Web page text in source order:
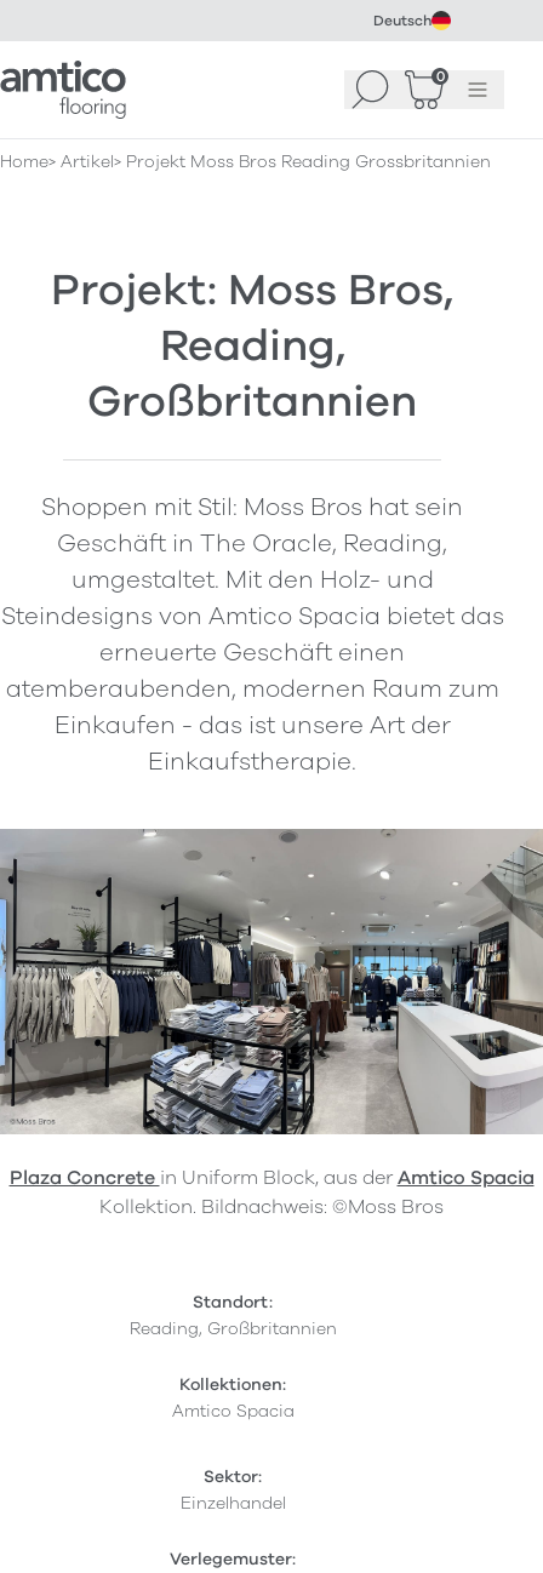
Deutsch
Amtico Flooring Suchen 0
WarenkorbMenü
Home Artikel Projekt Moss Bros Reading Grossbritannien
Projekt: Moss Bros,
Reading,
Großbritannien
Shoppen mit Stil: Moss Bros hat sein
Geschäft in The Oracle, Reading,
umgestaltet. Mit den Holz- und
Steindesigns von Amtico Spacia bietet das
erneuerte Geschäft einen
atemberaubenden, modernen Raum zum
Einkaufen - das ist unsere Art der
Einkaufstherapie.
Plaza Concrete in Uniform Block, aus derAmtico Spacia
Kollektion. Bildnachweis: ©Moss Bros
Standort:
Reading, Großbritannien
Kollektionen:
Amtico Spacia
Sektor:
Einzelhandel
Verlegemuster: